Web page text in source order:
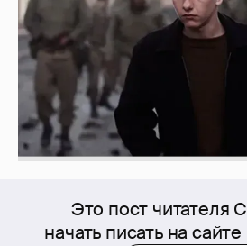
Это пост читателя
начать писать на